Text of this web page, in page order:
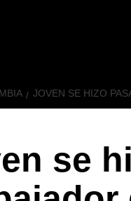
JOVEN SE HIZO
se